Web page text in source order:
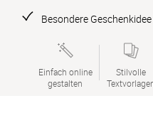
Besondere
Einfach online
gestalten
Stilvolle